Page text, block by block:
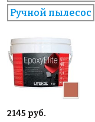
Ручной пылесос
2145 руб.